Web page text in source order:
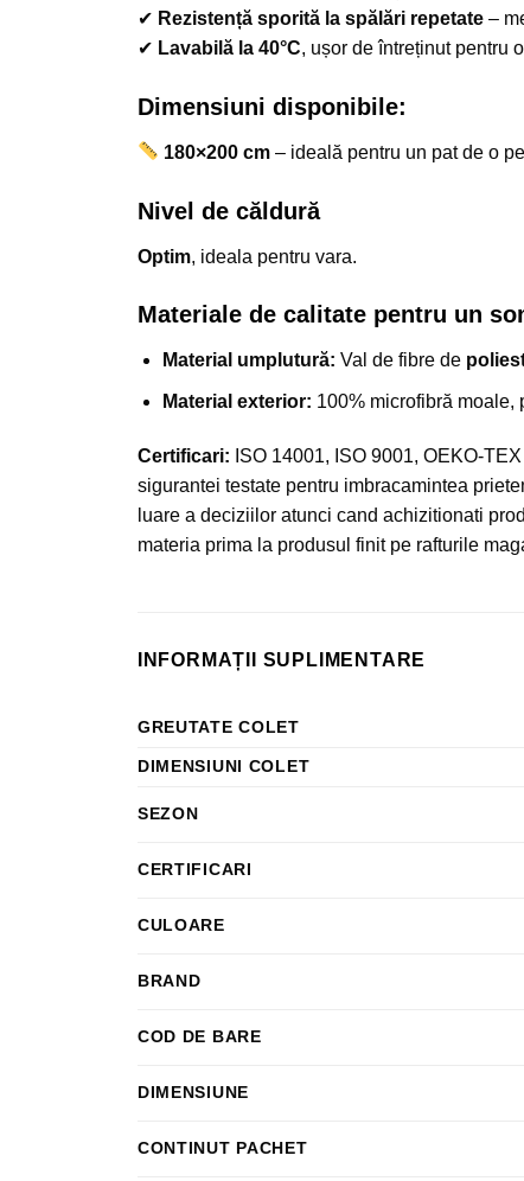
✔ Rezistență sporită la spălări repetate–
✔ Lavabilă la 40°C, ușor de întreținut pentru
Dimensiuni disponibile:
180×200 cm – ideală pentru un pat de o
Nivel de căldură
Optim, ideala pentru vara.
Materiale de calitate pentru un
Material umplutură: Val de fibre de
Material exterior: 100% microfibră moale,
Certificari: ISO 14001, ISO 9001, OEKO-
sigurantei testate pentru imbracamintea
luare a deciziilor atunci cand achizitionati
materia prima la produsul finit pe rafturile
INFORMAȚII SUPLIMENTARE
GREUTATE COLET
DIMENSIUNI COLET
SEZON
CERTIFICARI
CULOARE
BRAND
COD DE BARE
DIMENSIUNE
CONTINUT PACHET